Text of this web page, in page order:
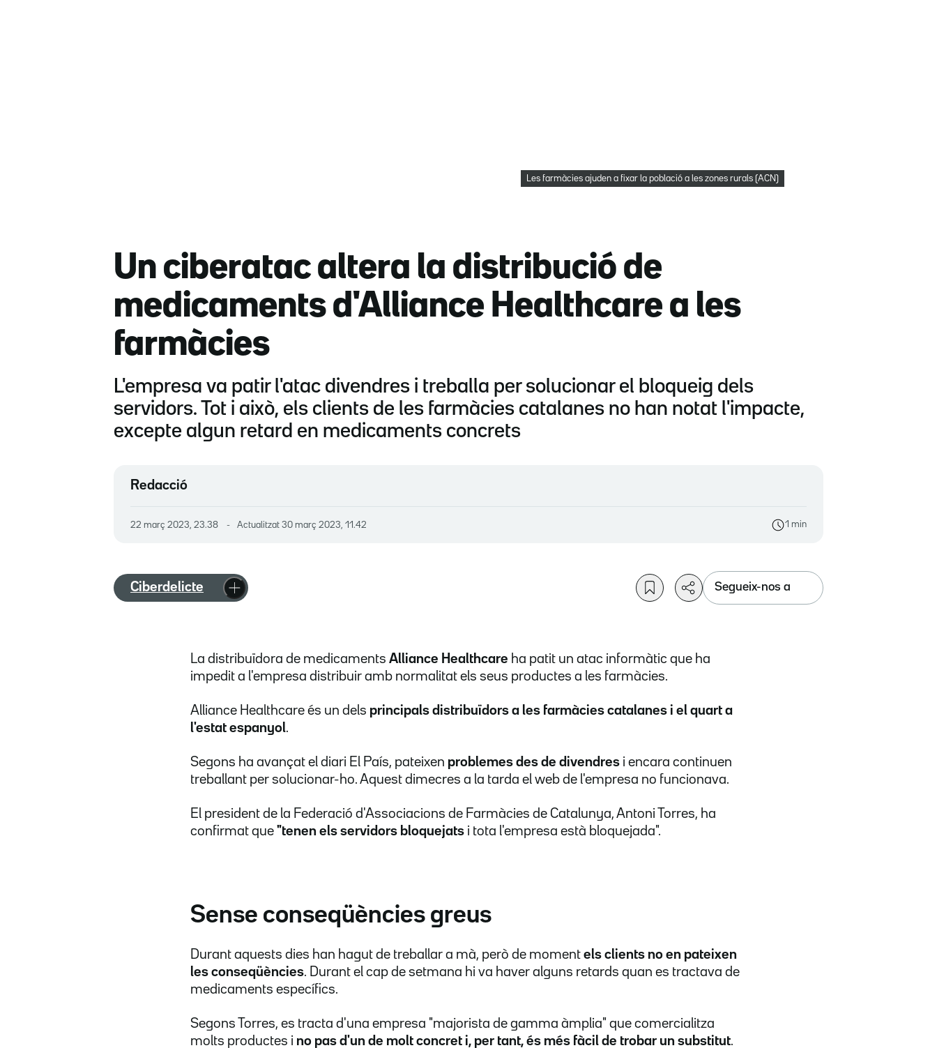
Les farmàcies ajuden a fixar la població a les zones rurals (ACN)
Un ciberatac altera la distribució de
medicaments d'Alliance Healthcare a les
farmàcies
L'empresa va patir l'atac divendres i treballa per solucionar el bloqueig dels
servidors. Tot i això, els clients de les farmàcies catalanes no han notat l'impacte,
excepte algun retard en medicaments concrets
Redacció
22 març 2023, 23.38 Actualitzat 30 març 2023, 11.42 1 min
Ciberdelicte Segueix-nos a
La distribuïdora de medicaments Alliance Healthcare ha patit un atac informàtic que ha
impedit a l'empresa distribuir amb normalitat els seus productes a les farmàcies.
Alliance Healthcare és un dels principals distribuïdors a les farmàcies catalanes i el quart a
l'estat espanyol.
Segons ha avançat el diari El País, pateixen problemes des de divendres i encara continuen
treballant per solucionar-ho. Aquest dimecres a la tarda el web de l'empresa no funcionava.
El president de la Federació d'Associacions de Farmàcies de Catalunya, Antoni Torres, ha
confirmat que "tenen els servidors bloquejats i tota l'empresa està bloquejada".
Sense conseqüències greus
Durant aquests dies han hagut de treballar a mà, però de moment els clients no en pateixen
les conseqüències. Durant el cap de setmana hi va haver alguns retards quan es tractava de
medicaments específics.
Segons Torres, es tracta d'una empresa "majorista de gamma àmplia" que comercialitza
molts productes i no pas d'un de molt concret i, per tant, és més fàcil de trobar un substitut.